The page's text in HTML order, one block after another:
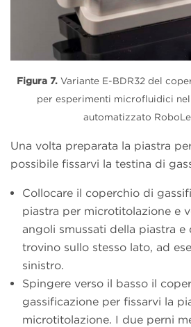
Figura 7. Variante E-BDR32 del
per esperimenti microfluidici
automatizzato
Una volta preparata la piastra
possibile fissarvi la testina di
Collocare il coperchio di
piastra per microtitolazione e
angoli smussati della piastra e
trovino sullo stesso lato, ad
sinistro.
Spingere verso il basso il
gassificazione per fissarvi la
microtitolazione. I due perni